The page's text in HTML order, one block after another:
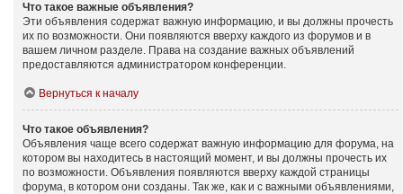
Что такое важные объявления?
Эти объявления содержат важную информацию, и вы должны прочесть
их по возможности. Они появляются вверху каждого из форумов и в
вашем личном разделе. Права на создание важных объявлений
предоставляются администратором конференции.
Вернуться к началу
Что такое объявления?
Объявления чаще всего содержат важную информацию для форума, на
котором вы находитесь в настоящий момент, и вы должны прочесть их
по возможности. Объявления появляются вверху каждой страницы
форума, в котором они созданы. Так же, как и с важными объявлениями,